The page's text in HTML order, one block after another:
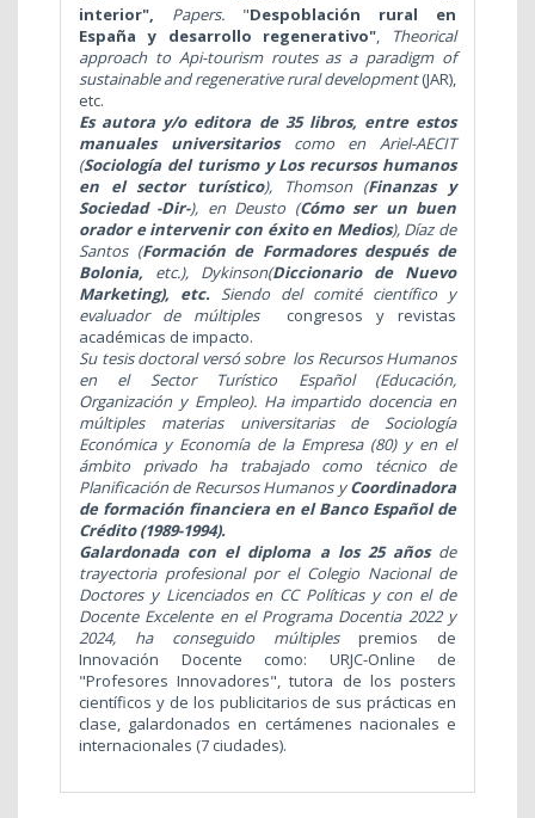
interior", Papers. "Despoblación rural en
España y desarrollo regenerativo",
Theorical
approach to Api-tourism routes as a paradigm of
sustainable and regenerative rural development(JAR),
etc.
Es autora y/o editora de 35 libros, entre estos
manuales universitarios como en Ariel-AECIT
(Sociología del turismo y Los recursos humanos
en el sector turístico), Thomson (Finanzas y
Sociedad -Dir-), en Deusto (Cómo ser un buen
orador e intervenir con éxito en Medios), Díaz de
Santos (Formación de Formadores después de
Bolonia, etc.), Dykinson(Diccionario de Nuevo
Marketing), etc. Siendo del comité científico y
evaluador de múltiples
congresos y revistas
académicas de impacto.
Su tesis doctoral versó sobre los Recursos Humanos
en el Sector Turístico Español (Educación,
Organización y Empleo). Ha impartido docencia en
múltiples materias universitarias de Sociología
Económica y Economía de la Empresa (80) y en el
ámbito privado ha trabajado como técnico de
Planificación de Recursos Humanos yCoordinadora
de formación financiera en el Banco Español de
Crédito (1989-1994).
Galardonada con el diploma a los 25 añosde
trayectoria profesional por el Colegio Nacional de
Doctores y Licenciados en CC Políticas y con el de
Docente Excelente en el Programa Docentia 2022 y
2024, ha conseguido múltiples premios de
Innovación Docente como: URJC-Online de
"Profesores Innovadores", tutora de los posters
científicos y de los publicitarios de sus prácticas en
clase, galardonados en certámenes nacionales e
internacionales (7 ciudades).